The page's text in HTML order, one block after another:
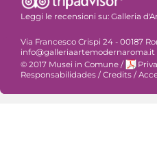
Leggi le recensioni su: Galleria
Via Francesco Crispi 24 - 00187
info@galleriaartemodernaroma.it
© 2017 Musei in Comune /
Responsabilidades / Credits /